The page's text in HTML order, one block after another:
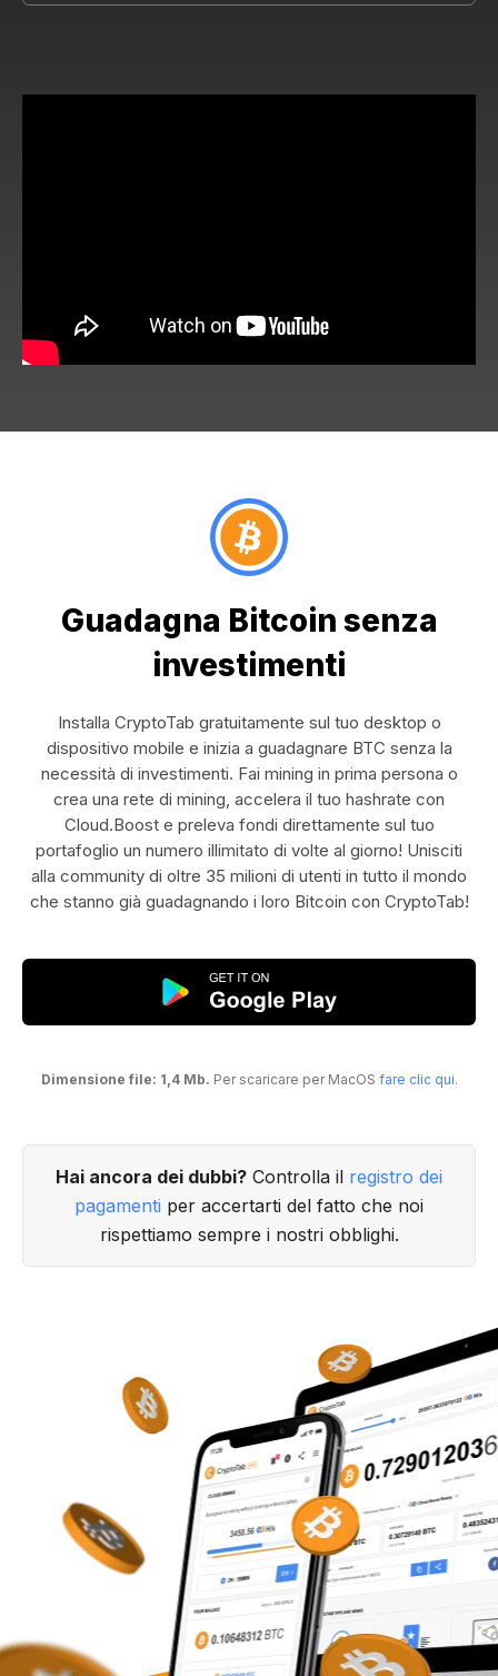
Guadagna Bitcoin senza
investimenti
Installa CryptoTab gratuitamente sul tuo desktop o
dispositivo mobile e inizia a guadagnare BTC senza la
necessità di investimenti. Fai mining in prima persona o
crea una rete di mining, accelera il tuo hashrate con
Cloud.Boost e preleva fondi direttamente sul tuo
portafoglio un numero illimitato di volte al giorno! Unisciti
alla community di oltre 35 milioni di utenti in tutto il mondo
che stanno già guadagnando i loro Bitcoin con CryptoTab!
Dimensione file: 1,4 Mb. Per scaricare per MacOS fare clic qui.
Hai ancora dei dubbi? Controlla il registro dei
pagamenti per accertarti del fatto che noi
rispettiamo sempre i nostri obblighi.